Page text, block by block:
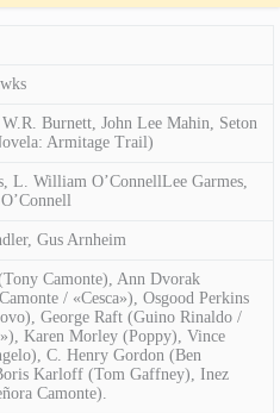
Burnett, John Lee Mahin, Seton
Armitage Trail)
L. William O’ConnellLee Garmes,
Gus Arnheim
Camonte), Ann Dvorak
/ «Cesca»), Osgood Perkins
George Raft (Guino Rinaldo /
Karen Morley (Poppy), Vince
C. Henry Gordon (Ben
Karloff (Tom Gaffney), Inez
Camonte).